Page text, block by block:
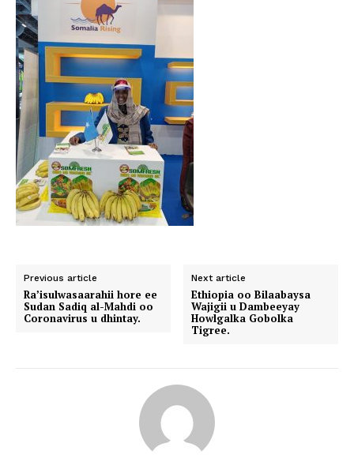
Previous article
Ra’isulwasaarahii hore ee
Sudan Sadiq al-Mahdi oo
Coronavirus u dhintay.
Next article
Ethiopia oo Bilaabaysa
Wajigii u Dambeeyay
Howlgalka Gobolka
Tigree.